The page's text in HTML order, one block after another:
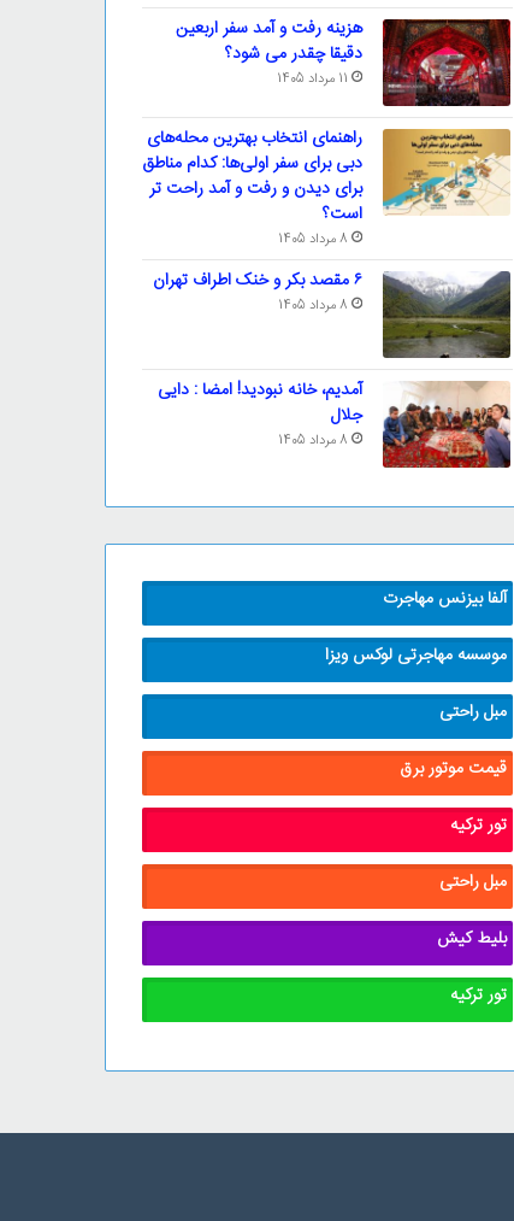
هزینه رفت و آمد سفر اربعین
دقیقا چقدر می شود؟
11 مرداد 1405
راهنمای انتخاب بهترین محله‌های
دبی برای سفر اولی‌ها: کدام مناطق
برای دیدن و رفت و آمد راحت تر
است؟
8 مرداد 1405
۶ مقصد بکر و خنک اطراف تهران
8 مرداد 1405
آمدیم، خانه نبودید! امضا : دایی
جلال
8 مرداد 1405
آلفا بیزنس مهاجرت
موسسه مهاجرتی لوکس ویزا
مبل راحتی
قیمت موتور برق
تور ترکیه
مبل راحتی
بلیط کیش
تور ترکیه